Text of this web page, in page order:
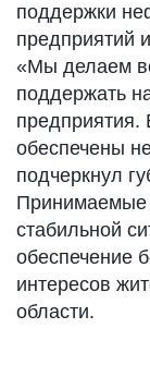
поддержки
предприятий
«Мы делаем
поддержать
предприятия.
обеспечены
подчеркнул
Принимаемые
стабильной
обеспечение
интересов
области.